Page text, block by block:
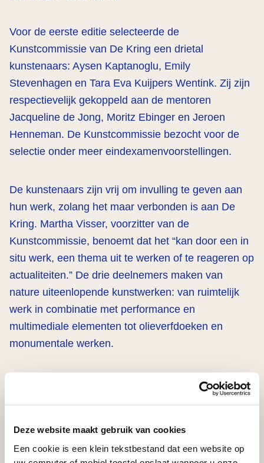
Deze website maakt gebruik van cookies
Een cookie is een klein tekstbestand dat een website op
Voor de eerste editie selecteerde de
Kunstcommissie van De Kring een drietal
kunstenaars: Aysen Kaptanoglu, Emily
Stevenhagen en Tara Eva Kuijpers Wentink. Zij zijn
respectievelijk gekoppeld aan de mentoren
Jacqueline de Jong, Moritz Ebinger en Jeroen
Henneman. De Kunstcommissie bezocht voor de
selectie onder meer eindexamenvoorstellingen.
De kunstenaars zijn vrij om invulling te geven aan
hun werk, zolang het maar verbonden is aan De
Kring. Martha Visser, voorzitter van de
Kunstcommissie, benoemt dat het “kan door een in
situ werk, een thema uit te werken of te reageren op
actualiteiten.” De drie deelnemers maken van
nature uiteenlopende kunstwerken: van ruimtelijk
werk in combinatie met performance en
multimediale elementen tot olieverfdoeken en
monumentale werken.
Het resultaat is van 4 april t/m 7 juni 2024 in de
sociëteitsruimte aan het Amsterdamse Leidseplein
tentoonstelling te bezoeken.